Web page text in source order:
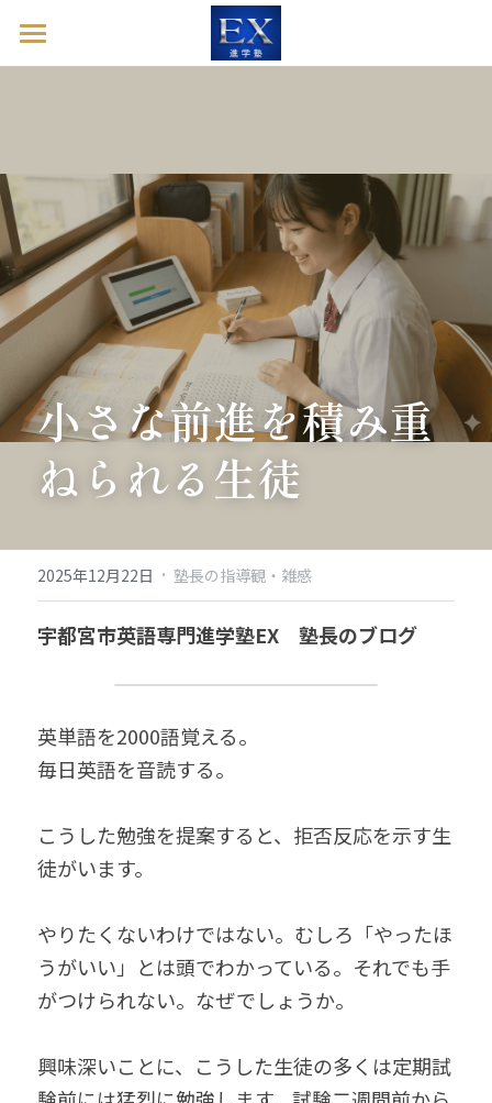
ホーム
進学塾EXとは
塾長ブログ
お問い合わせ
英語診断ドックを予約する
小さな前進を積み重
ねられる生徒
2025年12月22日 · 塾長の指導観・雑感
宇都宮市英語専門進学塾EX　塾長のブログ
英単語を2000語覚える。
毎日英語を音読する。
こうした勉強を提案すると、拒否反応を示す生
徒がいます。
やりたくないわけではない。むしろ「やったほ
うがいい」とは頭でわかっている。それでも手
がつけられない。なぜでしょうか。
興味深いことに、こうした生徒の多くは定期試